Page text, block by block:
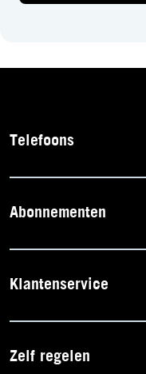
Telefoons
Abonnementen
Klantenservice
Zelf regelen